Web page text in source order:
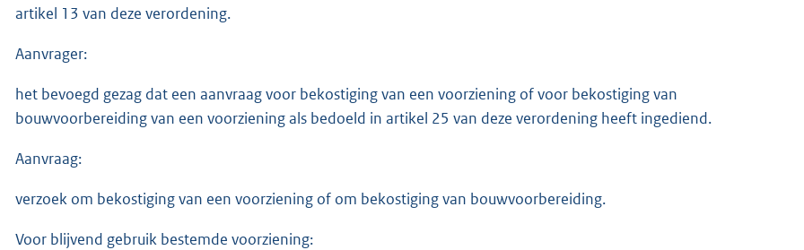
artikel 13 van deze verordening.
Aanvrager:
het bevoegd gezag dat een aanvraag voor bekostiging van een voorziening of voor bekostiging van
bouwvoorbereiding van een voorziening als bedoeld in artikel 25 van deze verordening heeft ingediend.
Aanvraag:
verzoek om bekostiging van een voorziening of om bekostiging van bouwvoorbereiding.
Voor blijvend gebruik bestemde voorziening: